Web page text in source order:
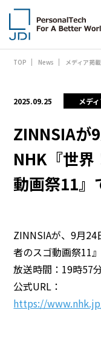
企業情報
製品・技術
サステナビリティ
IR情報
採用情報
お問い合わせ
TOP News メディア掲載
2025.09.25 メデ
ZINNSIAが
NHK『世界
動画祭11』
ZINNSIAが、9月
者のスゴ動画祭11
放送時間：19時57
公式URL：
https://